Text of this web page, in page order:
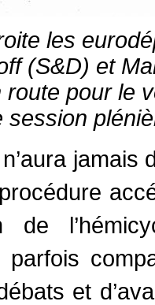
les
(S&D) et
route pour le
parfois
et